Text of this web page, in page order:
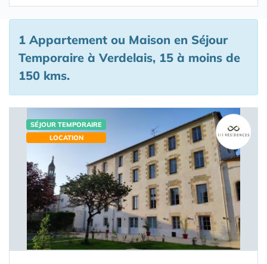
1 Appartement ou Maison en Séjour
Temporaire à Verdelais, 15 à moins de
150 kms.
SÉJOUR TEMPORAIRE
LOCATION